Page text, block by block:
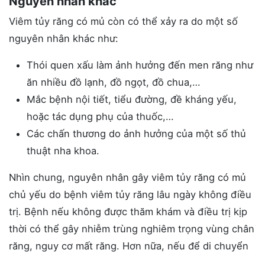
Viêm tủy răng có mủ còn có thể xảy ra do một số
nguyên nhân khác như:
Thói quen xấu làm ảnh hưởng đến men răng như
ăn nhiều đồ lạnh, đồ ngọt, đồ chua,…
Mắc bệnh nội tiết, tiểu đường, đề kháng yếu,
hoặc tác dụng phụ của thuốc,…
Các chấn thương do ảnh hưởng của một số thủ
thuật nha khoa.
Nhìn chung, nguyên nhân gây viêm tủy răng có mủ
chủ yếu do bệnh viêm tủy răng lâu ngày không điều
trị. Bệnh nếu không được thăm khám và điều trị kịp
thời có thể gây nhiễm trùng nghiêm trọng vùng chân
răng, nguy cơ mất răng. Hơn nữa, nếu để di chuyển